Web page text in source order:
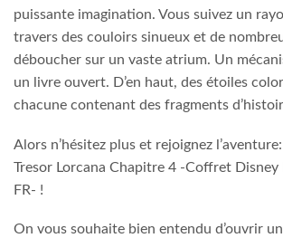
puissante imagination. Vous suivez un
travers des couloirs sinueux et de
déboucher sur un vaste atrium. Un
un livre ouvert. D’en haut, des étoiles
chacune contenant des fragments
Alors n’hésitez plus et rejoignez
Tresor Lorcana Chapitre 4 -Coffret Disney
FR- !
On vous souhaite bien entendu d’ouvrir